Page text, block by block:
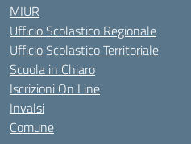
MIUR
Ufficio Scolastico Regionale
Ufficio Scolastico Territoriale
Scuola in Chiaro
Iscrizioni On Line
Invalsi
Comune